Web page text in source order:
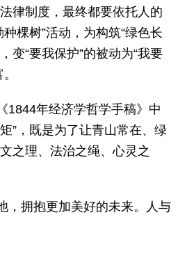
律制度，最终都要依托人的
棵树”活动，为构筑“绿色长
变“要我保护”的被动为“我要
1844年经济学哲学手稿》中
”，既是为了让青山常在、绿
之理、法治之绳、心灵之
，拥抱更加美好的未来。人与